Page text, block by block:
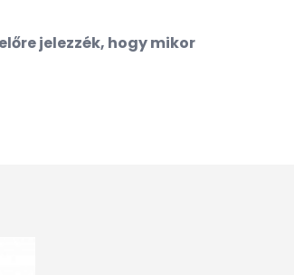
jelezzék, hogy mikor